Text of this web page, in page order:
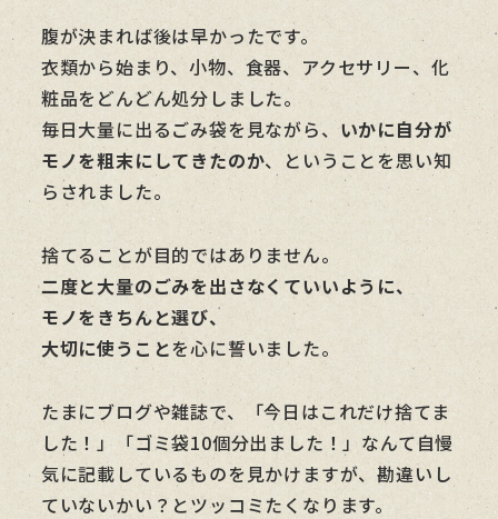
腹が決まれば後は早かったです。
衣類から始まり、小物、食器、アクセサリー、化
粧品をどんどん処分しました。
毎日大量に出るごみ袋を見ながら、 いかに自分が
モノを粗末にしてきたのか、ということを思い知
らされました。
捨てることが目的ではありません。
二度と大量のごみを出さなくていいように、
モノをきちんと選び、
大切に使うことを心に誓いました。
たまにブログや雑誌で、「今日はこれだけ捨てま
した！」「ゴミ袋10個分出ました！」なんて自慢
気に記載しているものを見かけますが、勘違いし
ていないかい？とツッコミたくなります。